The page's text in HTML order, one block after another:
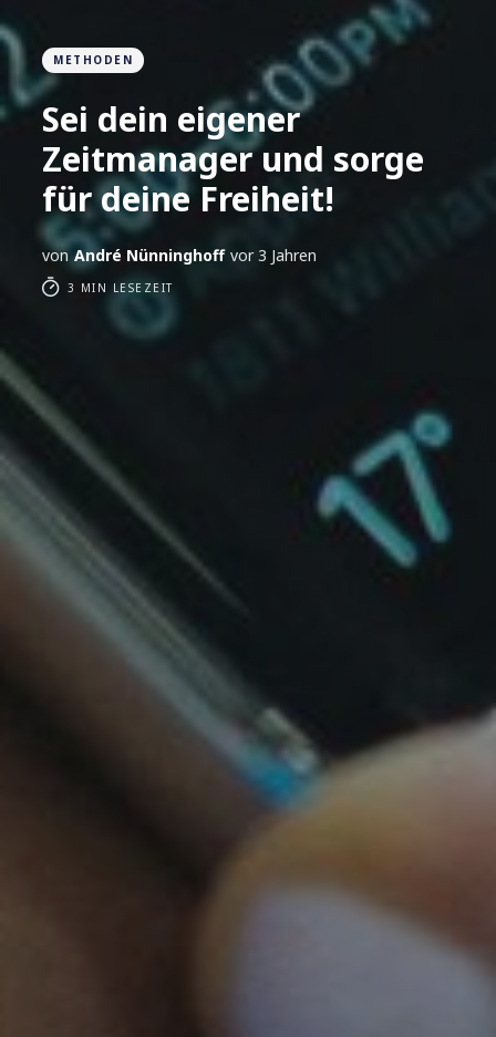
METHODEN
Sei dein eigener
Zeitmanager und sorge
für deine Freiheit!
von André Nünninghoff vor 3 Jahren
3 MIN LESEZEIT